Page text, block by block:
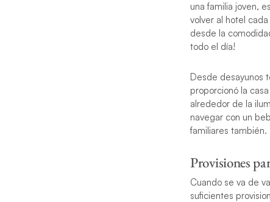
una familia joven,
volver al hotel
desde la
todo el día!
Desde desayunos
proporcionó la
alrededor de la
navegar con un
familiares también.
Provisiones
Cuando se va de
suficientes